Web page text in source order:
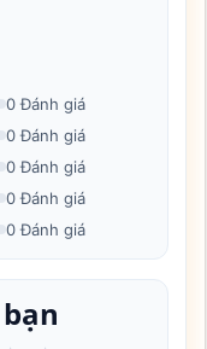
0 Đánh giá
0 Đánh giá
0 Đánh giá
0 Đánh giá
0 Đánh giá